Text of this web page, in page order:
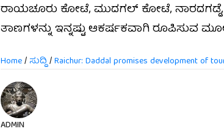
ರಾಯಚೂರು ಕೋಟೆ, ಮುದಗಲ್ ಕೋಟೆ,
ತಾಣಗಳನ್ನು ಇನ್ನಷ್ಟು ಆಕರ್ಷಕವಾಗಿ ರೂಪಿಸುವ
Home/ಸುದ್ದಿ/Raichur: Daddal promises development of
ADMIN